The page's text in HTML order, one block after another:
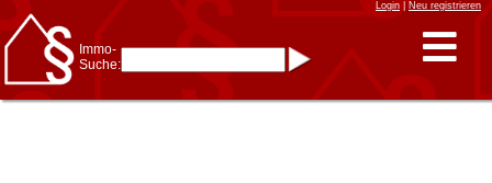
Login| Neu registrieren
Immo-
Suche: